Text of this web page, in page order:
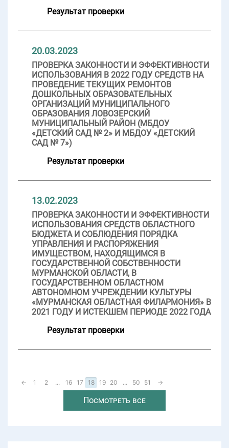
Результат проверки
20.03.2023
ПРОВЕРКА ЗАКОННОСТИ И ЭФФЕКТИВНОСТИ
ИСПОЛЬЗОВАНИЯ В 2022 ГОДУ СРЕДСТВ НА
ПРОВЕДЕНИЕ ТЕКУЩИХ РЕМОНТОВ
ДОШКОЛЬНЫХ ОБРАЗОВАТЕЛЬНЫХ
ОРГАНИЗАЦИЙ МУНИЦИПАЛЬНОГО
ОБРАЗОВАНИЯ ЛОВОЗЕРСКИЙ
МУНИЦИПАЛЬНЫЙ РАЙОН (МБДОУ
«ДЕТСКИЙ САД № 2» И МБДОУ «ДЕТСКИЙ
САД № 7»)
Результат проверки
13.02.2023
ПРОВЕРКА ЗАКОННОСТИ И ЭФФЕКТИВНОСТИ
ИСПОЛЬЗОВАНИЯ СРЕДСТВ ОБЛАСТНОГО
БЮДЖЕТА И СОБЛЮДЕНИЯ ПОРЯДКА
УПРАВЛЕНИЯ И РАСПОРЯЖЕНИЯ
ИМУЩЕСТВОМ, НАХОДЯЩИМСЯ В
ГОСУДАРСТВЕННОЙ СОБСТВЕННОСТИ
МУРМАНСКОЙ ОБЛАСТИ, В
ГОСУДАРСТВЕННОМ ОБЛАСТНОМ
АВТОНОМНОМ УЧРЕЖДЕНИИ КУЛЬТУРЫ
«МУРМАНСКАЯ ОБЛАСТНАЯ ФИЛАРМОНИЯ» В
2021 ГОДУ И ИСТЕКШЕМ ПЕРИОДЕ 2022 ГОДА
Результат проверки
← 1 2 ... 16 17 18 19 20 ... 50 51 →
Посмотреть все